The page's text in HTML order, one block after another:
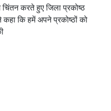
करते हुए जिला प्रकोष्ठ
कि हमें अपने प्रकोष्ठों को